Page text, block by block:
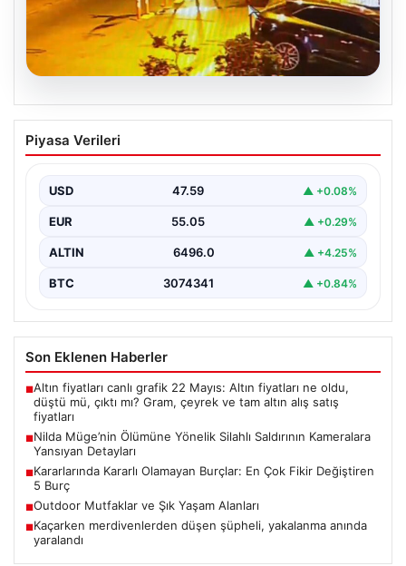
05.08.2026
Nilda Müge’nin Ölümüne Yönelik Silahlı
Saldırının Kameralara Yansıyan
İstanbul’un Şişli ilçesinde yaşanan korkutucu olayda,
ilaçları…
Piyasa Verileri
USD 47.59 ▲ +0.08%
EUR 55.05 ▲ +0.29%
ALTIN 6496.0 ▲ +4.25%
BTC 3074341 ▲ +0.84%
Son Eklenen Haberler
■Altın fiyatları canlı grafik 22 Mayıs: Altın fiyatları ne oldu,
düştü mü, çıktı mı? Gram, çeyrek ve tam altın alış satış
fiyatları
■Nilda Müge’nin Ölümüne Yönelik Silahlı Saldırının Kameralara
Yansıyan Detayları
■Kararlarında Kararlı Olamayan Burçlar: En Çok Fikir Değiştiren
5 Burç
■Outdoor Mutfaklar ve Şık Yaşam Alanları
■Kaçarken merdivenlerden düşen şüpheli, yakalanma anında
yaralandı